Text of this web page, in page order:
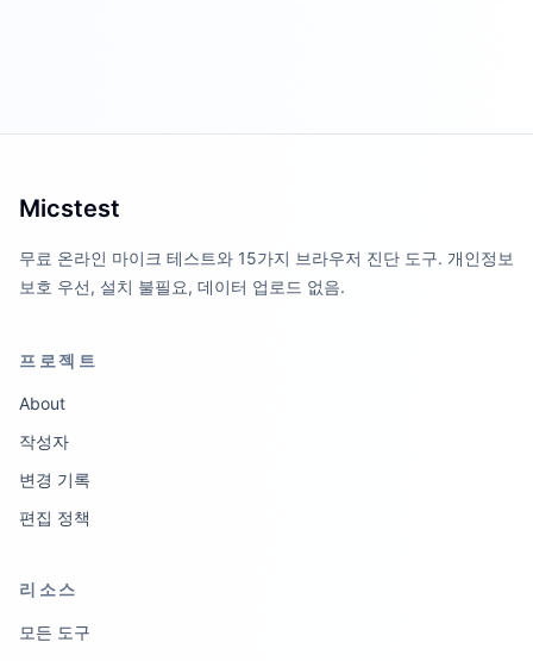
Micstest
무료 온라인 마이크 테스트와 15가지 브라우저 진단 도구. 개인정보
보호 우선, 설치 불필요, 데이터 업로드 없음.
프로젝트
About
작성자
변경 기록
편집 정책
리소스
모든 도구